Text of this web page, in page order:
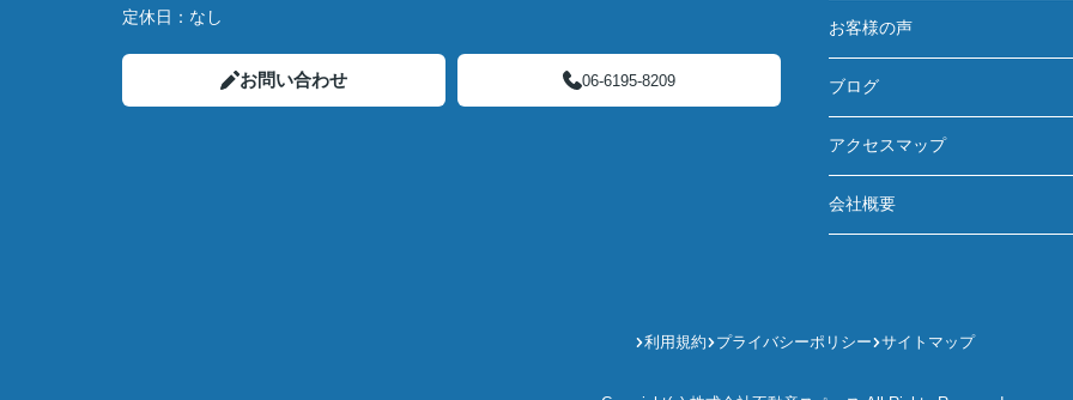
定休日： なし
お問い合わせ 06-6195-8209
お客様の声
ブログ
アクセスマップ
会社概要
利用規約 プライバシーポリシー サイトマップ